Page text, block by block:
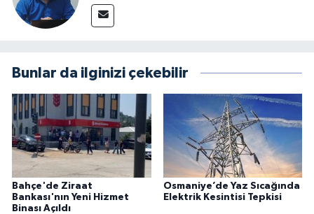
Bunlar da ilginizi çekebilir
Bahçe'de Ziraat
Bankası'nın Yeni Hizmet
Binası Açıldı
Osmaniye’de Yaz Sıcağında
Elektrik Kesintisi Tepkisi